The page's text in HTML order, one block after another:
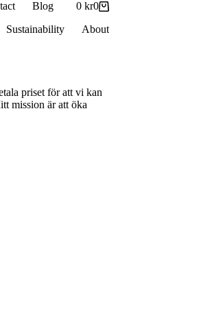
Blog
Shopping
cart
0 kr0
Sustainability
About
priset för att vi kan
mission är att öka